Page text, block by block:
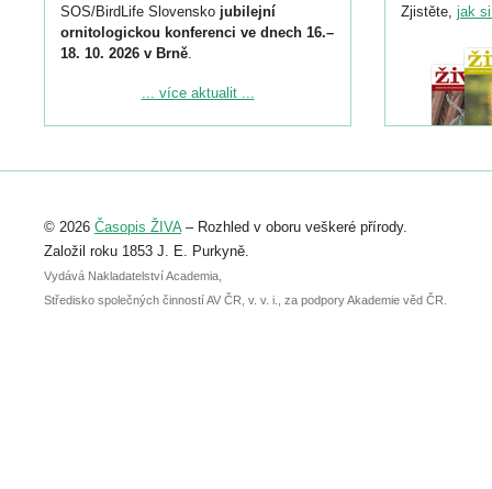
SOS/BirdLife Slovensko jubilejní
ornitologickou konferenci ve dnech 16.–
18. 10. 2026 v Brně.
Podrobnější informace ke konferenci
Registrovat se můžete do 6. září.
abstraktu přihlášené přednášky nebo
posteru je už 30. června.
... více aktualit ...
Zjistěte, jak
© 2026 Časopis ŽIVA– Rozhled v oboru veškeré přírody.
Založil roku 1853 J. E. Purkyně.
Vydává Nakladatelství Academia,
Středisko společných činností AV ČR, v. v. i., za podpory Akademie věd ČR.